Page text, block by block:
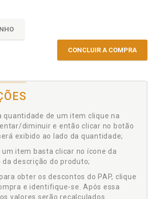
CONCLUIR A COMPRA
quantidade de um item clique na
diminuir e então clicar no botão
exibido ao lado da quantidade;
um item basta clicar no ícone da
da descrição do produto;
obter os descontos do PAP, clique
e identifique-se. Após essa
valores serão recalculados.